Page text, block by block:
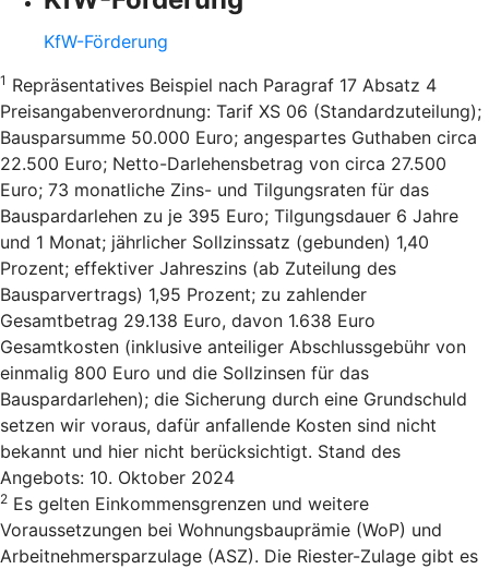
KfW-Förderung
1 Repräsentatives Beispiel nach Paragraf 17 Absatz 4
Preisangabenverordnung: Tarif XS 06 (Standardzuteilung);
Bausparsumme 50.000 Euro; angespartes Guthaben circa
22.500 Euro; Netto-Darlehensbetrag von circa 27.500
Euro; 73 monatliche Zins- und Tilgungsraten für das
Bauspardarlehen zu je 395 Euro; Tilgungsdauer 6 Jahre
und 1 Monat; jährlicher Sollzinssatz (gebunden) 1,40
Prozent; effektiver Jahreszins (ab Zuteilung des
Bausparvertrags) 1,95 Prozent; zu zahlender
Gesamtbetrag 29.138 Euro, davon 1.638 Euro
Gesamtkosten (inklusive anteiliger Abschlussgebühr von
einmalig 800 Euro und die Sollzinsen für das
Bauspardarlehen); die Sicherung durch eine Grundschuld
setzen wir voraus, dafür anfallende Kosten sind nicht
bekannt und hier nicht berücksichtigt. Stand des
Angebots: 10. Oktober 2024
2 Es gelten Einkommensgrenzen und weitere
Voraussetzungen bei Wohnungsbauprämie (WoP) und
Arbeitnehmersparzulage (ASZ). Die Riester-Zulage gibt es